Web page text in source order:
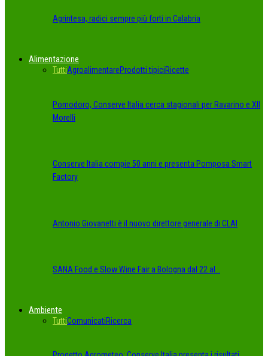
Agrintesa, radici sempre più forti in Calabria
Alimentazione
TuttiAgroalimentareProdotti tipiciRicette
Pomodoro, Conserve Italia cerca stagionali per Ravarino e XII
Morelli
Conserve Italia compie 50 anni e presenta Pomposa Smart
Factory
Antonio Giovanetti è il nuovo direttore generale di CLAI
SANA Food e Slow Wine Fair a Bologna dal 22 al…
Ambiente
TuttiComunicatiRicerca